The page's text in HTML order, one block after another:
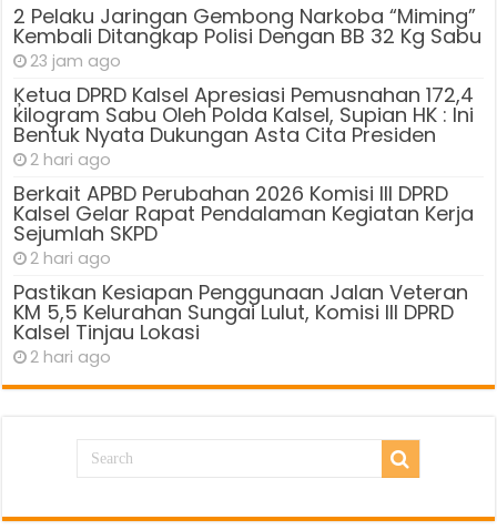
2 Pelaku Jaringan Gembong Narkoba “Miming”
Kembali Ditangkap Polisi Dengan BB 32 Kg Sabu
23 jam ago
Ķetua DPRD Kalsel Apresiasi Pemusnahan 172,4
kilogram Sabu Oleh Polda Kalsel, Supian HK : Ini
Bentuk Nyata Dukungan Asta Cita Presiden
2 hari ago
Berkait APBD Perubahan 2026 Komisi III DPRD
Kalsel Gelar Rapat Pendalaman Kegiatan Kerja
Sejumlah SKPD
2 hari ago
Pastikan Kesiapan Penggunaan Jalan Veteran
KM 5,5 Kelurahan Sungai Lulut, Komisi III DPRD
Kalsel Tinjau Lokasi
2 hari ago